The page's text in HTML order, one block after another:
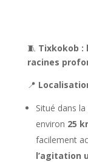
🧵 Tixkokob :
racines
📍
Situé dans la
environ 25
facilement
l’agitation